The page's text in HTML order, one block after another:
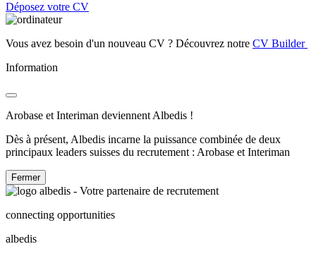
Déposez votre CV
Vous avez besoin d'un nouveau CV ? Découvrez notre CV Builder
Information
Arobase et Interiman deviennent Albedis !
Dès à présent, Albedis incarne la puissance combinée de deux
principaux leaders suisses du recrutement : Arobase et Interiman
Fermer
connecting opportunities
albedis